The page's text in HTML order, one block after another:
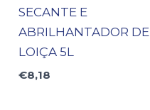
SECANTE E
ABRILHANTADOR DE
LOIÇA 5L
€8,18